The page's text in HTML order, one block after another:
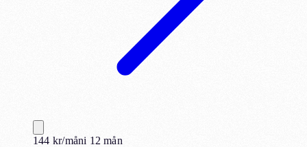
144 kr/måni 12 mån